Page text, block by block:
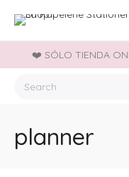
❤️ SÓLO TIENDA
planner